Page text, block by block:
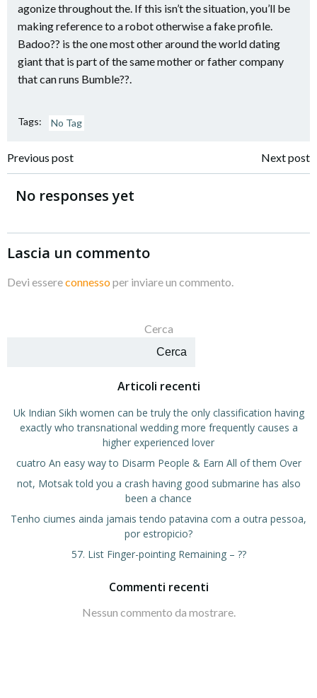
agonize throughout the. If this isn’t the situation, you’ll be
making reference to a robot otherwise a fake profile.
Badoo?? is the one most other around the world dating
giant that is part of the same mother or father company
that can runs Bumble??.
Tags: No Tag
Navigazione
articoli
Previous post
Navigazione
Next post
No responses yet
Lascia un commento
Devi essereconnessoper inviare un commento.
Cerca
Cerca
Articoli recenti
Uk Indian Sikh women can be truly the only classification having
exactly who transnational wedding more frequently causes a
higher experienced lover
cuatro An easy way to Disarm People & Earn All of them Over
not, Motsak told you a crash having good submarine has also
been a chance
Tenho ciumes ainda jamais tendo patavina com a outra pessoa,
por estropicio?
57. List Finger-pointing Remaining – ??
Commenti recenti
Nessun commento da mostrare.